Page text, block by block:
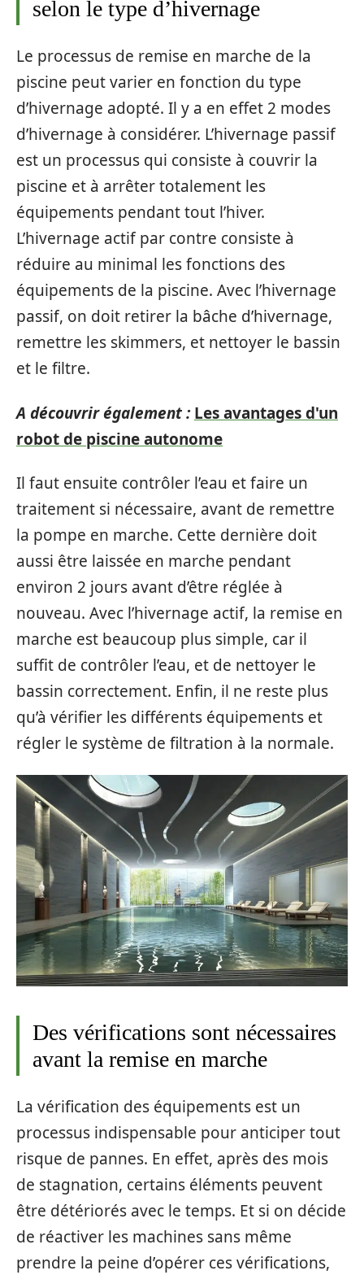
selon le type d’hivernage
Le processus de remise en marche de la
piscine peut varier en fonction du type
d’hivernage adopté. Il y a en effet 2 modes
d’hivernage à considérer. L’hivernage passif
est un processus qui consiste à couvrir la
piscine et à arrêter totalement les
équipements pendant tout l’hiver.
L’hivernage actif par contre consiste à
réduire au minimal les fonctions des
équipements de la piscine. Avec l’hivernage
passif, on doit retirer la bâche d’hivernage,
remettre les skimmers, et nettoyer le bassin
et le filtre.
A découvrir également : Les avantages d'un
robot de piscine autonome
Il faut ensuite contrôler l’eau et faire un
traitement si nécessaire, avant de remettre
la pompe en marche. Cette dernière doit
aussi être laissée en marche pendant
environ 2 jours avant d’être réglée à
nouveau. Avec l’hivernage actif, la remise en
marche est beaucoup plus simple, car il
suffit de contrôler l’eau, et de nettoyer le
bassin correctement. Enfin, il ne reste plus
qu’à vérifier les différents équipements et
régler le système de filtration à la normale.
Des vérifications sont nécessaires
avant la remise en marche
La vérification des équipements est un
processus indispensable pour anticiper tout
risque de pannes. En effet, après des mois
de stagnation, certains éléments peuvent
être détériorés avec le temps. Et si on décide
de réactiver les machines sans même
prendre la peine d’opérer ces vérifications,